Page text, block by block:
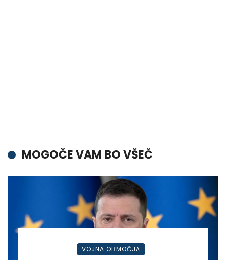
MOGOČE VAM BO VŠEČ
VOJNA OBMOČJA